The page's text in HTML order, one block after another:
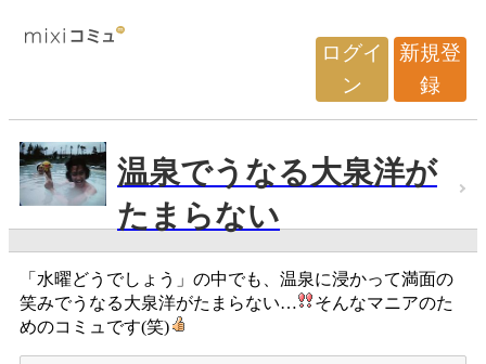
ログイ
ン
新規登
録
温泉でうなる大泉洋が
たまらない
「水曜どうでしょう」の中でも、温泉に浸かって満面の
笑みでうなる大泉洋がたまらない…
そんなマニアのた
めのコミュです(笑)